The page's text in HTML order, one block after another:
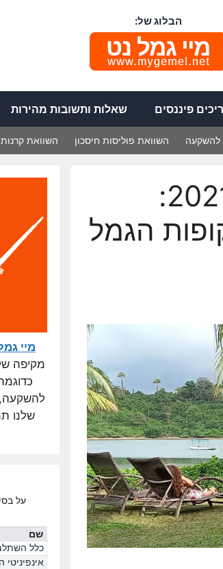
הבלוג של:
פיננסים שאלות ותשובות מהירות
להשקעה השוואת פוליסות חיסכון השוואת
פתיחה חזקה לשנת 2021:
הגמל
מיי
מקיפה של
להשקעה,
שלנו
על
שם
כלל